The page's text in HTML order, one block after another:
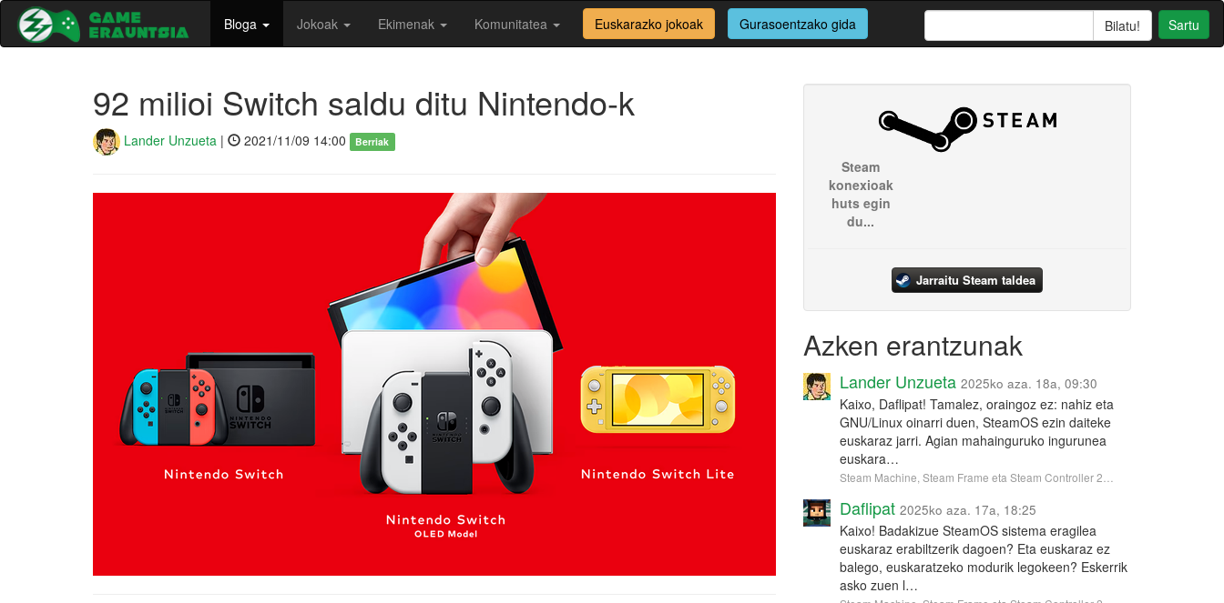
Bloga Jokoak Ekimenak Komunitatea Euskarazko jokoak Gurasoentzako gida Sartu
92 milioi Switch saldu ditu Nintendo-k
Lander Unzueta | 2021/11/09 14:00 Berriak
Steam
konexioak
huts egin
du...
Jarraitu Steam taldea
Azken erantzunak
Lander Unzueta 2025ko aza. 18a, 09:30
Kaixo, Daflipat! Tamalez, oraingoz ez: nahiz eta
GNU/Linux oinarri duen, SteamOS ezin daiteke
euskaraz jarri. Agian mahainguruko ingurunea
euskara…
Steam Machine, Steam Frame eta Steam Controller 2…
Daflipat 2025ko aza. 17a, 18:25
Kaixo! Badakizue SteamOS sistema eragilea
euskaraz erabiltzerik dagoen? Eta euskaraz ez
balego, euskaratzeko modurik legokeen? Eskerrik
asko zuen l…